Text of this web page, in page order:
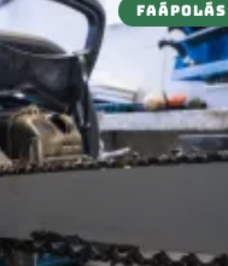
FAÁPOLÁS